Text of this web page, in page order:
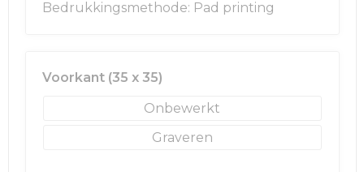
Bedrukkingsmethode: Pad printing
Voorkant (35 x 35)
Onbewerkt
Graveren